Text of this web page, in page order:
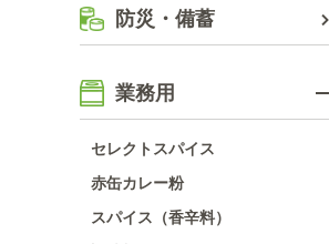
防災・備蓄
業務用
セレクトスパイス
赤缶カレー粉
スパイス（香辛料）
9 位